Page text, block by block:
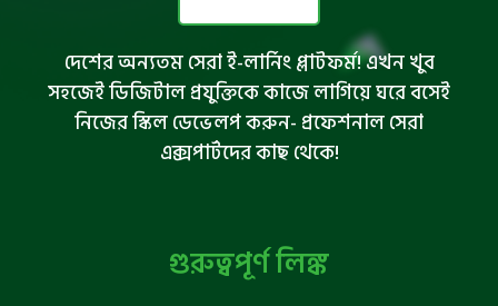
দেশের অন্যতম সেরা ই-লার্নিং প্লাটফর্ম! এখন খুব
সহজেই ডিজিটাল প্রযুক্তিকে কাজে লাগিয়ে ঘরে বসেই
নিজের স্কিল ডেভেলপ করুন- প্রফেশনাল সেরা
এক্সপার্টদের কাছ থেকে!
গুরুত্বপূর্ণ লিঙ্ক